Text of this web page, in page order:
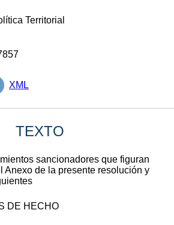
Territorial
XML
TEXTO
sancionadores que figuran
Anexo de la presente resolución y
DE HECHO